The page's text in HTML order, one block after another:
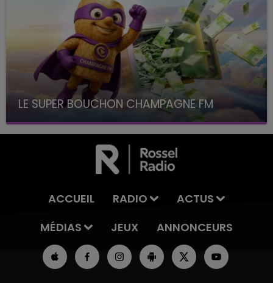
LE SUPER BOUCHON CHAMPAGNE FM
avec La Famille Champagne FM, à 8H10
ACCUEIL RADIO
ACTUS
MÉDIAS
JEUX ANNONCEURS